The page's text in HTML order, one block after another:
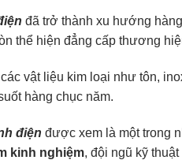
đã trở thành xu hướng
thể hiện đẳng cấp thương
vật liệu kim loại như tôn,
hàng chục năm.
điện được xem là một trong
kinh nghiệm, đội ngũ kỹ